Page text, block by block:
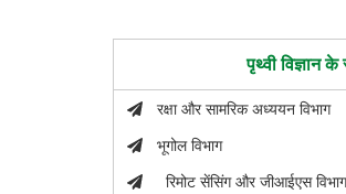
पृथ्वी विज्ञान
रक्षा और सामरिक अध्ययन विभाग
भूगोल विभाग
रिमोट सेंसिंग और जीआईएस विभाग